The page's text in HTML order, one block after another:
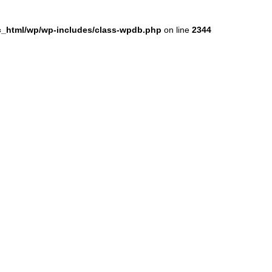
wp/wp-includes/class-wpdb.php on line 2344